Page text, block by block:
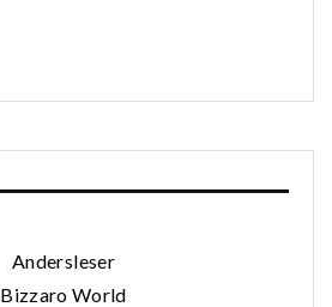
Andersleser
Bizzaro World